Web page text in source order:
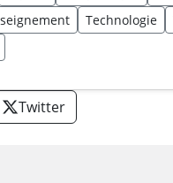
Technologie
Twitter